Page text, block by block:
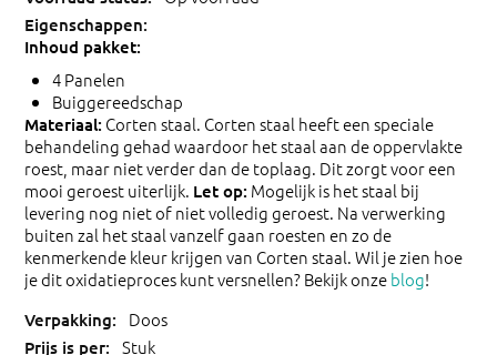
Inhoud pakket:
4 Panelen
Buiggereedschap
Materiaal: Corten staal. Corten staal heeft een speciale
behandeling gehad waardoor het staal aan de oppervlakte
roest, maar niet verder dan de toplaag. Dit zorgt voor een
mooi geroest uiterlijk. Let op: Mogelijk is het staal bij
levering nog niet of niet volledig geroest. Na verwerking
buiten zal het staal vanzelf gaan roesten en zo de
kenmerkende kleur krijgen van Corten staal. Wil je zien hoe
je dit oxidatieproces kunt versnellen? Bekijk onzeblog!
Doos
Stuk